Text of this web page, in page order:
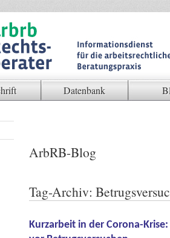
Datenbank
ArbRB-Blog
Tag-Archiv:
Kurzarbeit in der Corona-